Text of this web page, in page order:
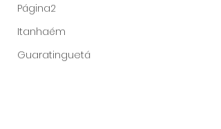
Página2
Itanhaém
Guaratinguetá